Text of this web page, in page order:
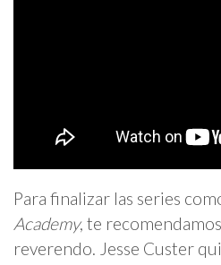
Para finalizar las series
Academy, te
reverendo. Jesse Custer